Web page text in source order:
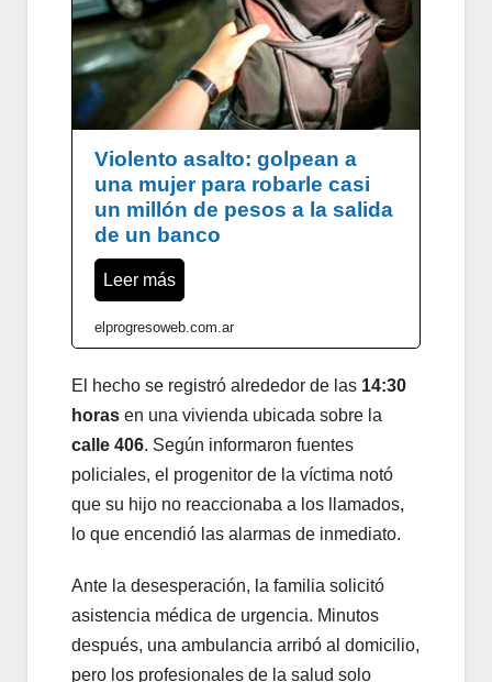
Violento asalto: golpean a
una mujer para robarle casi
un millón de pesos a la salida
de un banco
Leer más
elprogresoweb.com.ar
El hecho se registró alrededor de las 14:30
horas en una vivienda ubicada sobre la
calle 406. Según informaron fuentes
policiales, el progenitor de la víctima notó
que su hijo no reaccionaba a los llamados,
lo que encendió las alarmas de inmediato.
Ante la desesperación, la familia solicitó
asistencia médica de urgencia. Minutos
después, una ambulancia arribó al domicilio,
pero los profesionales de la salud solo